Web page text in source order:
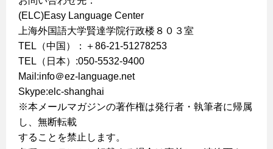
(ELC)Easy Language Center
上海外国語大学賢達学院行政楼８０３室
TEL（中国）：＋86-21-51278253
TEL（日本）:050-5532-9400
Mail:info＠ez-language.net
Skype:elc-shanghai
※本メールマガジンの著作権は発行者・執筆者に帰属
し、無断転載
することを禁止します。